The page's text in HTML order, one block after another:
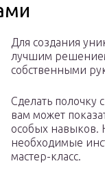
Для создания
лучшим
собственными
Сделать полочку
вам может
особых навыков.
необходимые
мастер-класс.